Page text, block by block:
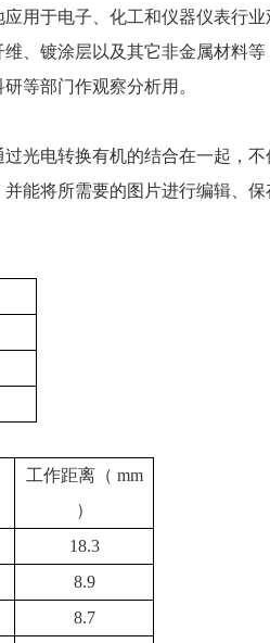
用于电子、化工和仪器仪表行业
、镀涂层以及其它非金属材料等
等部门作观察分析用。
电转换有机的结合在一起，不
能将所需要的图片进行编辑、保
工作距离（ mm
）
18.3
8.9
8.7